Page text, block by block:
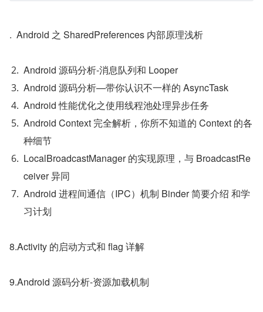
.  Android 之 SharedPreferences 内部原理浅析
Android 源码分析-消息队列和 Looper
Android 源码分析—带你认识不一样的 AsyncTask
Android 性能优化之使用线程池处理异步任务
Android Context 完全解析，你所不知道的 Context 的各
种细节
LocalBroadcastManager 的实现原理，与 BroadcastRe
ceiver 异同
Android 进程间通信（IPC）机制 Binder 简要介绍 和学
习计划
8.Activity 的启动方式和 flag 详解
9.Android 源码分析-资源加载机制